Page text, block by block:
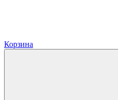
Корзина